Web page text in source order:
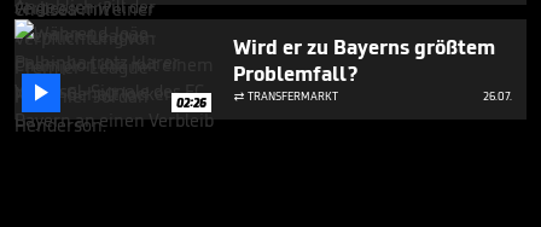
 02:26
Wird er zu Bayerns größtem
Problemfall?
 TRANSFERMARKT 26.07.